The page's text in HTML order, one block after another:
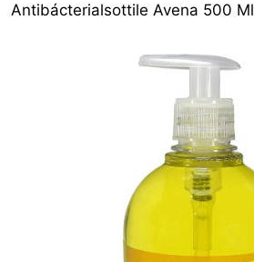
Antibácterialsottile Avena 500 Ml